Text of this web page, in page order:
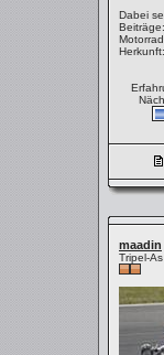
Dabei
maadin
Tripel-As